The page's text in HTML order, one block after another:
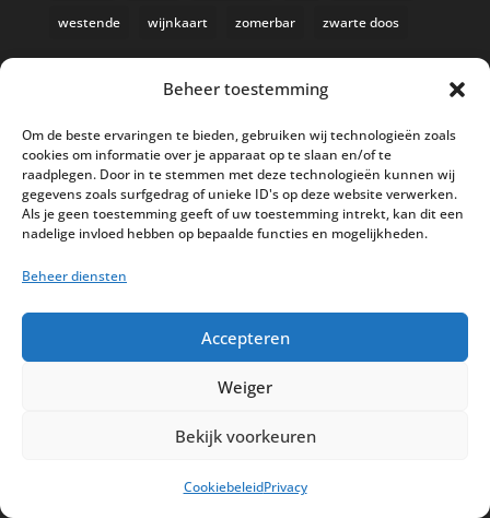
Beheer toestemming
Om de beste ervaringen te bieden, gebruiken wij technologieën zoals
cookies om informatie over je apparaat op te slaan en/of te
raadplegen. Door in te stemmen met deze technologieën kunnen wij
gegevens zoals surfgedrag of unieke ID's op deze website verwerken.
Als je geen toestemming geeft of uw toestemming intrekt, kan dit een
nadelige invloed hebben op bepaalde functies en mogelijkheden.
Beheer diensten
Accepteren
Weiger
Bekijk voorkeuren
CookiebeleidPrivacy
westende wijnkaart zomerbar zwarte doos
AI in de Horeca kassawereld
Bestel nu nog aan de 2025 prijzen
Safran Palace start met nieuw
Privacy